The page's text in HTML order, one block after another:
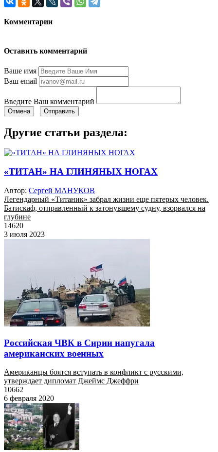
Комментарии
Оставить комментарий
Ваше имя
Ваш email
Введите Ваш комментарий
Отмена Отправить
Другие статьи раздела:
«ТИТАН» НА ГЛИНЯНЫХ НОГАХ
Автор: Сергей МАНУКОВ
Легендарный «Титаник» забрал жизни еще пятерых человек.
Батискаф, отправленный к затонувшему судну, взорвался на
глубине
14620
3 июля 2023
Российская ЧВК в Сирии напугала
американских военных
Американцы боятся вступать в конфликт с русскими,
утверждает дипломат Джеймс Джеффри
10662
6 февраля 2020